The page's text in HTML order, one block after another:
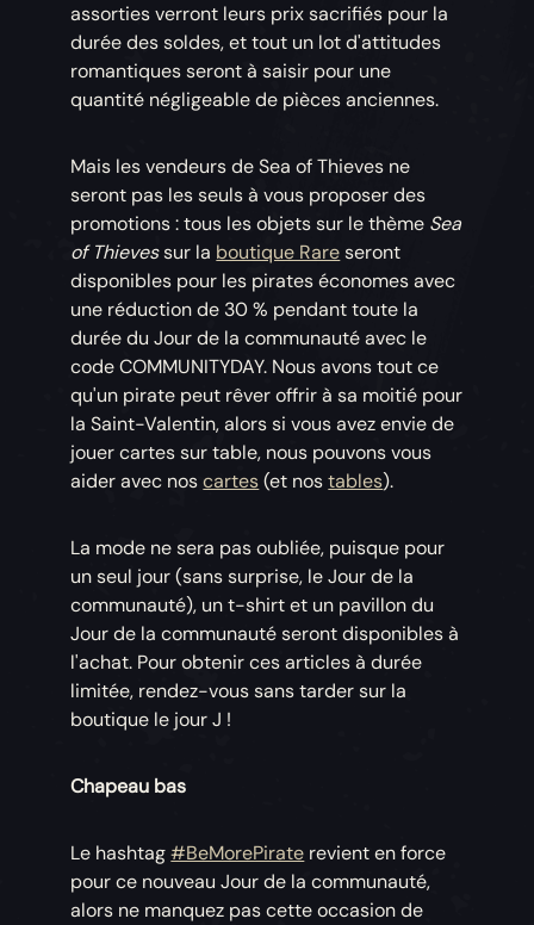
assorties verront leurs prix sacrifiés pour la
durée des soldes, et tout un lot d'attitudes
romantiques seront à saisir pour une
quantité négligeable de pièces anciennes.
Mais les vendeurs de Sea of Thieves ne
seront pas les seuls à vous proposer des
promotions : tous les objets sur le thème Sea
of Thievessur la boutique Rareseront
disponibles pour les pirates économes avec
une réduction de 30 % pendant toute la
durée du Jour de la communauté avec le
code COMMUNITYDAY. Nous avons tout ce
qu'un pirate peut rêver offrir à sa moitié pour
la Saint-Valentin, alors si vous avez envie de
jouer cartes sur table, nous pouvons vous
aider avec noscartes(et nostables).
La mode ne sera pas oubliée, puisque pour
un seul jour (sans surprise, le Jour de la
communauté), un t-shirt et un pavillon du
Jour de la communauté seront disponibles à
l'achat. Pour obtenir ces articles à durée
limitée, rendez-vous sans tarder sur la
boutique le jour J !
Chapeau bas
Le hashtag#BeMorePirate revient en force
pour ce nouveau Jour de la communauté,
alors ne manquez pas cette occasion de